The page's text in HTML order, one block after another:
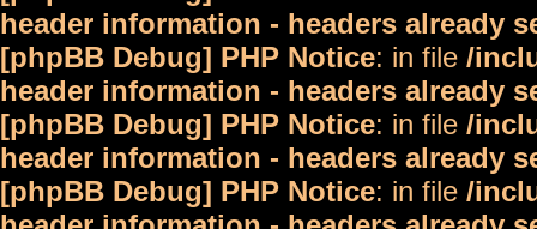
header information - headers already
[phpBB Debug] PHP Notice: in file /
header information - headers already
[phpBB Debug] PHP Notice: in file /
header information - headers already
[phpBB Debug] PHP Notice: in file /